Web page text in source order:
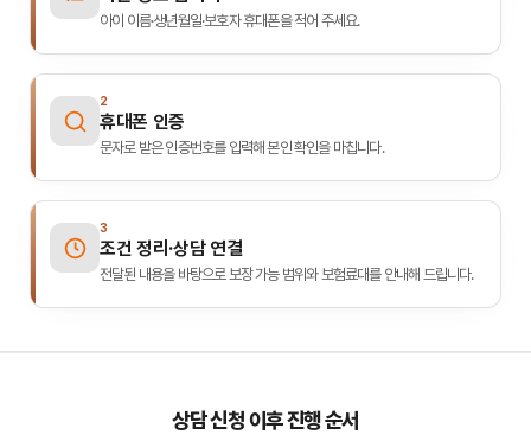
아이 이름·생년월일·보호자 휴대폰을 적어 주세요.
2
휴대폰 인증
문자로 받은 인증번호를 입력해 본인 확인을 마칩니다.
3
조건 정리·상담 연결
전달된 내용을 바탕으로 보장 가능 범위와 보험료대를 안내해 드립니다.
상담 신청 이후 진행 순서